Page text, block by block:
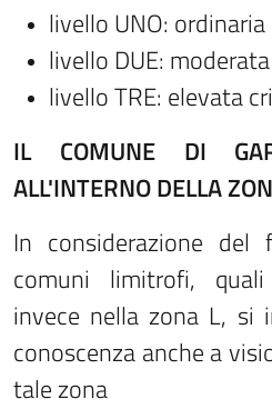
livello UNO:
livello DUE:
livello TRE: elevata
IL COMUNE DI
ALL'INTERNO DELLA
In considerazione
comuni limitrofi,
invece nella zona L, si
conoscenza anche a
tale zona